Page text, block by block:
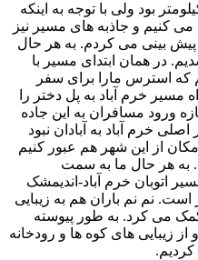
شهر خرم آباد تا آبادان 450 کیلومتر بود ولی با توجه به اینکه
کنیم و جاذبه های مسیر نیز
پیش بینی می کردم. به هر حال
در همان ابتدای مسیر با
که استرس مارا برای سفر
مسیر خرم آباد به پل ‌دختر را
ورود مسافران به این جاده
خرم آباد به آبادان نبود
از این شهر هم عبور کنیم
به هر حال ما به سمت
اتوبان خرم آباد-اندیمشک
است. نم نم باران هم به زیبایی
می کرد. به طور پیوسته
زیبایی های کوه ها و رودخانه